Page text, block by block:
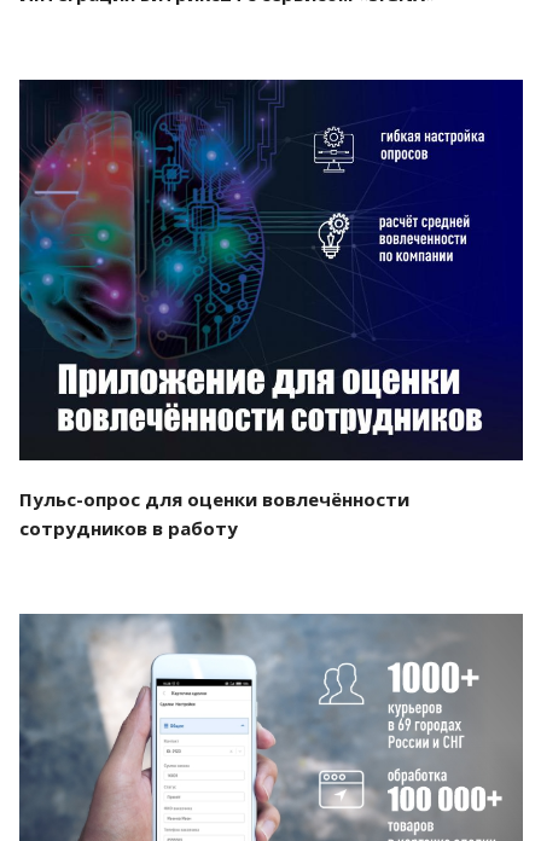
Смотреть проект
Пульс-опрос для оценки вовлечённости
сотрудников в работу
Смотреть проект